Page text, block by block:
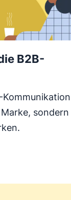
B2B-
Kommunikation
sondern